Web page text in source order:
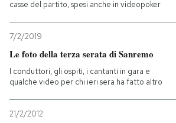
casse del partito, spesi anche in videopoker
7/2/2019
Le foto della terza serata di Sanremo
I conduttori, gli ospiti, i cantanti in gara e
qualche video per chi ieri sera ha fatto altro
21/2/2012